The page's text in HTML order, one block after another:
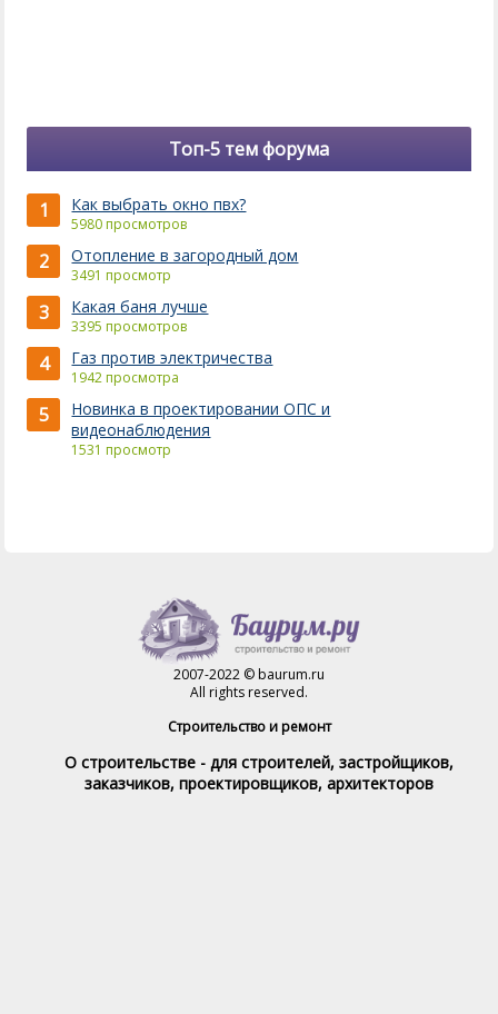
Топ-5 тем форума
1 Как выбрать окно пвх?
5980 просмотров
2 Отопление в загородный дом
3491 просмотр
3 Какая баня лучше
3395 просмотров
4 Газ против электричества
1942 просмотра
5
Новинка в проектировании ОПС и
видеонаблюдения
1531 просмотр
2007-2022 © baurum.ru
All rights reserved.
Строительство и ремонт
О строительстве - для строителей, застройщиков,
заказчиков, проектировщиков, архитекторов